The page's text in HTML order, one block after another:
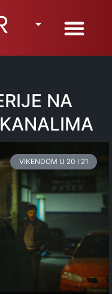
NA
KANALIMA
VIKENDOM U 20 I 21